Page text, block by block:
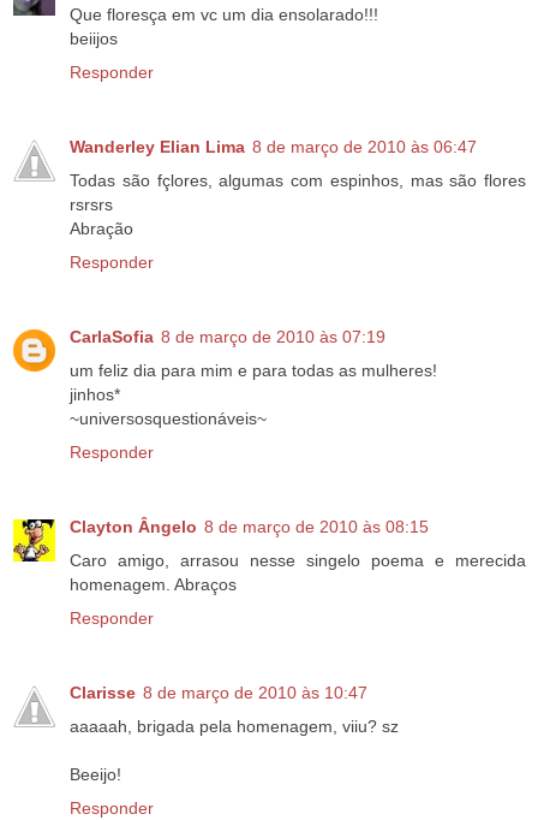
Que floresça em vc um dia ensolarado!!!
beiijos
Responder
Wanderley Elian Lima 8 de março de 2010 às 06:47
Todas são fçlores, algumas com espinhos, mas são flores
rsrsrs
Abração
Responder
CarlaSofia 8 de março de 2010 às 07:19
um feliz dia para mim e para todas as mulheres!
jinhos*
~universosquestionáveis~
Responder
Clayton Ângelo 8 de março de 2010 às 08:15
Caro amigo, arrasou nesse singelo poema e merecida
homenagem. Abraços
Responder
Clarisse 8 de março de 2010 às 10:47
aaaaah, brigada pela homenagem, viiu? sz
Beeijo!
Responder